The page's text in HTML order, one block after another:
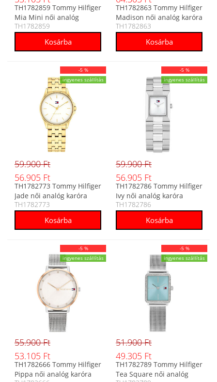
TH1782859 Tommy Hilfiger
Mia Mini női analóg
karóra
TH1782859
TH1782863 Tommy Hilfiger
Madison női analóg karóra
TH1782863
-5 %
ingyenes szállítás
59.900 Ft
56.905 Ft
TH1782773 Tommy Hilfiger
Jade női analóg karóra
TH1782773
-5 %
ingyenes szállítás
59.900 Ft
56.905 Ft
TH1782786 Tommy Hilfiger
Ivy női analóg karóra
TH1782786
-5 %
ingyenes szállítás
55.900 Ft
53.105 Ft
TH1782666 Tommy Hilfiger
Pippa női analóg karóra
-5 %
ingyenes szállítás
51.900 Ft
49.305 Ft
TH1782789 Tommy Hilfiger
Tea Square női analóg